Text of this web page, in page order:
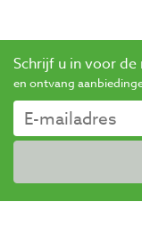
Schrijf u in voor
en ontvang